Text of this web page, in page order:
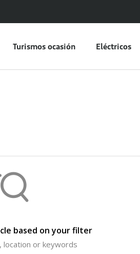
Turismos ocasión Eléctricos
based on your filter
or keywords